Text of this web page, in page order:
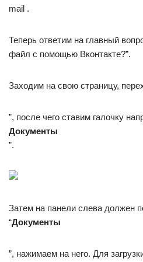
mail .
Теперь ответим на главный
файл с помощью Вконтакте?”.
Заходим на свою страницу,
”, после чего ставим галочку
Документы
”.
Затем на панели слева должен
“Документы
”, нажимаем на него. Для